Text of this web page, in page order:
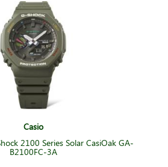
Casio
2100 Series Solar CasiOak GA-
B2100FC-3A